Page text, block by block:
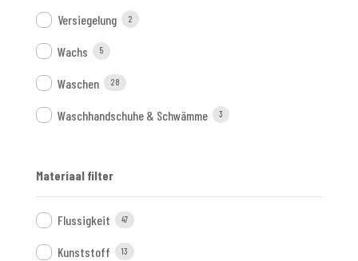
Versiegelung 2
Wachs 5
Waschen 28
Waschhandschuhe & Schwämme 3
Materiaal filter
Flussigkeit 47
Kunststoff 13